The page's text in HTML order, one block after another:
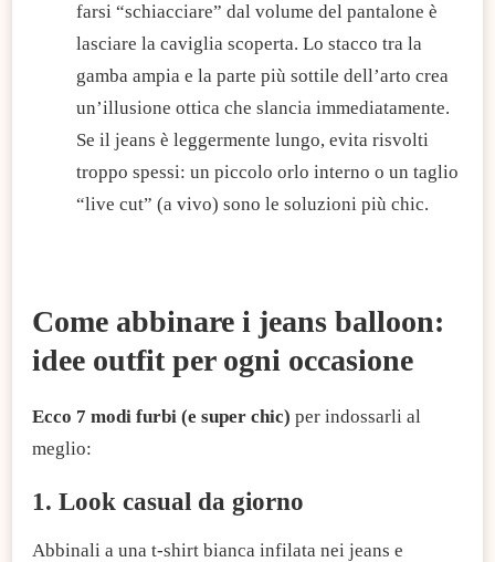
farsi “schiacciare” dal volume del pantalone è
lasciare la caviglia scoperta. Lo stacco tra la
gamba ampia e la parte più sottile dell’arto crea
un’illusione ottica che slancia immediatamente.
Se il jeans è leggermente lungo, evita risvolti
troppo spessi: un piccolo orlo interno o un taglio
“live cut” (a vivo) sono le soluzioni più chic.
Come abbinare i jeans balloon:
idee outfit per ogni occasione
Ecco 7 modi furbi (e super chic) per indossarli al
meglio:
1. Look casual da giorno
Abbinali a una t-shirt bianca infilata nei jeans e